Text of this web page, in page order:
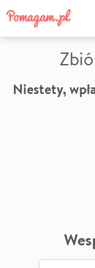
Niestety,